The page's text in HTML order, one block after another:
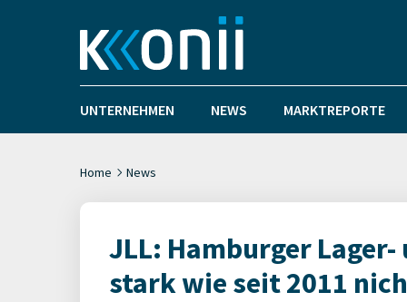
UNTERNEHMEN NEWS MARKTREPORTE
Home News
JLL: Hamburger
stark wie seit 2011